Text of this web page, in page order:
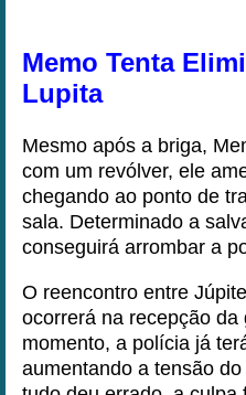
Memo Tenta
Lupita
Mesmo após a briga,
com um revólver, ele
chegando ao ponto de
sala. Determinado a
conseguirá arrombar a
O reencontro entre
ocorrerá na recepção da
momento, a polícia já
aumentando a tensão